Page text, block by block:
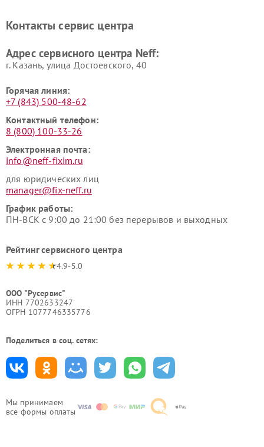
Мы принимаем
все формы оплаты
Контакты сервис центра
Адрес сервисного центра Neff:
г. Казань, улица Достоевского, 40
Горячая линия:
+7 (843) 500-48-62
Контактный телефон:
8 (800) 100-33-26
Электронная почта:
info@neff-fixim.ru
для юридических лиц
manager@fix-neff.ru
График работы:
ПН-ВСК с 9:00 до 21:00 без перерывов и выходных
Рейтинг сервисного центра
4.9-5.0
ООО "Русервис"
ИНН 7702633247
ОГРН 1077746335776
Поделиться в соц. сетях: